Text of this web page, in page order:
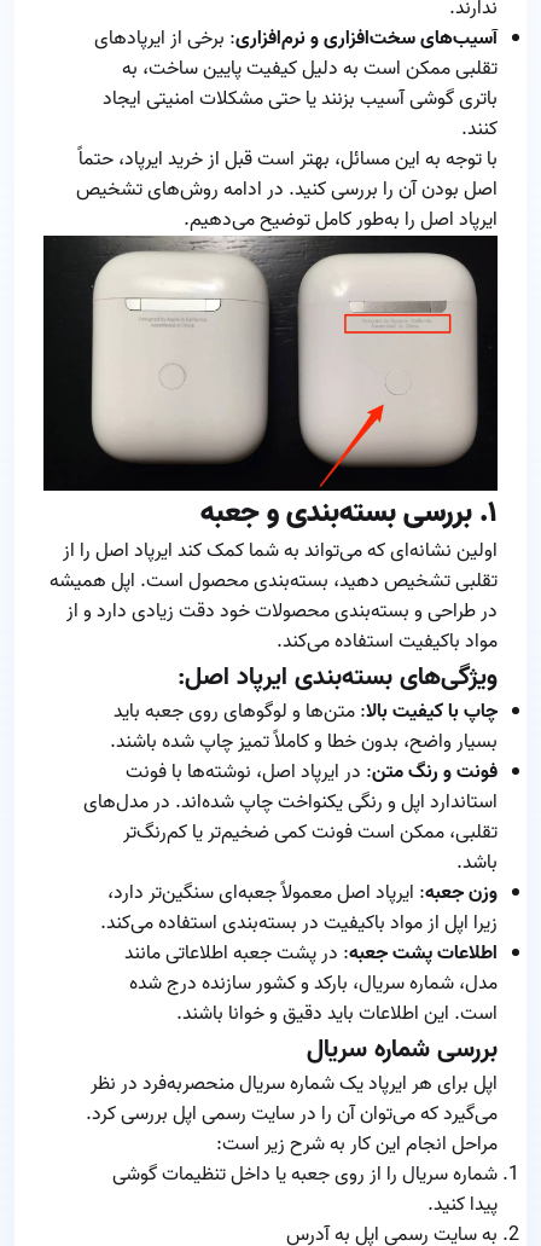
ندارند.
آسیب‌های سخت‌افزاری و نرم‌افزاری: برخی از ایرپادهای
تقلبی ممکن است به دلیل کیفیت پایین ساخت، به
باتری گوشی آسیب بزنند یا حتی مشکلات امنیتی ایجاد
کنند.
با توجه به این مسائل، بهتر است قبل از خرید ایرپاد، حتماً
اصل بودن آن را بررسی کنید. در ادامه روش‌های تشخیص
ایرپاد اصل را به‌طور کامل توضیح می‌دهیم.
۱. بررسی بسته‌بندی و جعبه
اولین نشانه‌ای که می‌تواند به شما کمک کند ایرپاد اصل را از
تقلبی تشخیص دهید، بسته‌بندی محصول است. اپل همیشه
در طراحی و بسته‌بندی محصولات خود دقت زیادی دارد و از
مواد باکیفیت استفاده می‌کند.
ویژگی‌های بسته‌بندی ایرپاد اصل:
چاپ با کیفیت بالا: متن‌ها و لوگوهای روی جعبه باید
بسیار واضح، بدون خطا و کاملاً تمیز چاپ شده باشند.
فونت و رنگ متن: در ایرپاد اصل، نوشته‌ها با فونت
استاندارد اپل و رنگی یکنواخت چاپ شده‌اند. در مدل‌های
تقلبی، ممکن است فونت کمی ضخیم‌تر یا کم‌رنگ‌تر
باشد.
وزن جعبه: ایرپاد اصل معمولاً جعبه‌ای سنگین‌تر دارد،
زیرا اپل از مواد باکیفیت در بسته‌بندی استفاده می‌کند.
اطلاعات پشت جعبه: در پشت جعبه اطلاعاتی مانند
مدل، شماره سریال، بارکد و کشور سازنده درج شده
است. این اطلاعات باید دقیق و خوانا باشند.
بررسی شماره سریال
اپل برای هر ایرپاد یک شماره سریال منحصربه‌فرد در نظر
می‌گیرد که می‌توان آن را در سایت رسمی اپل بررسی کرد.
مراحل انجام این کار به شرح زیر است:
شماره سریال را از روی جعبه یا داخل تنظیمات گوشی
پیدا کنید.
به سایت رسمی اپل به آدرس